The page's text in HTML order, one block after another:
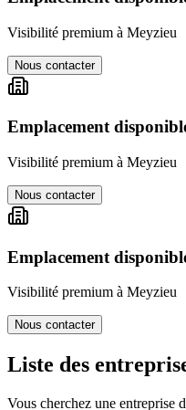
Visibilité premium à Meyzieu
Nous contacter
Emplacement
Visibilité premium à Meyzieu
Nous contacter
Emplacement
Visibilité premium à Meyzieu
Nous contacter
Liste des
Vous cherchez une entreprise